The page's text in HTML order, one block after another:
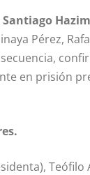
Santiago
Pérez,
en prisión
Teófilo